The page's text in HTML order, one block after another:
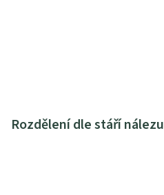
Rozdělení dle stáří nálezu